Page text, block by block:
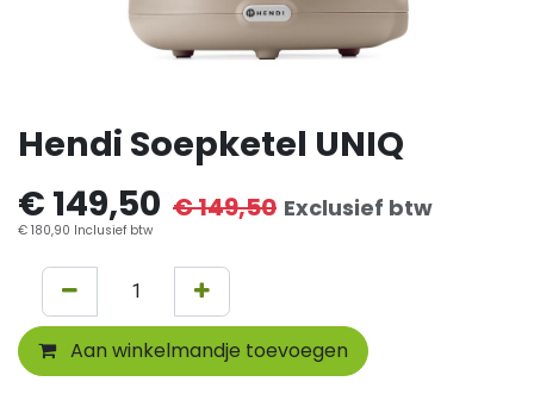
Hendi Soepketel UNIQ
€ 149,50 €149,50 Exclusief btw
€ 180,90 Inclusief btw
Aan winkelmandje toevoegen